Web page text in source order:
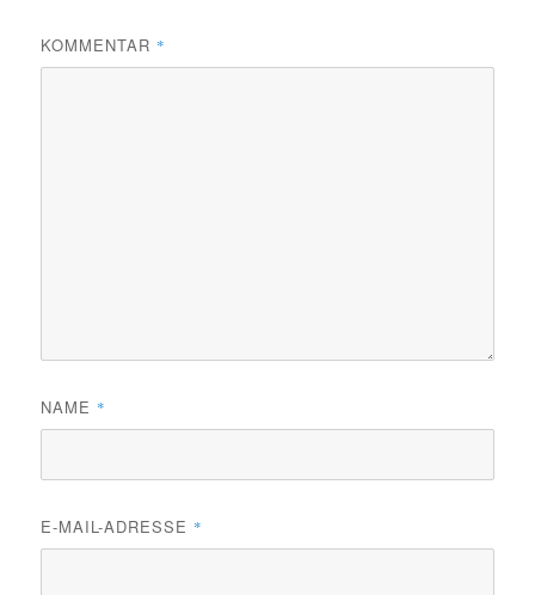
KOMMENTAR *
NAME *
E-MAIL-ADRESSE *